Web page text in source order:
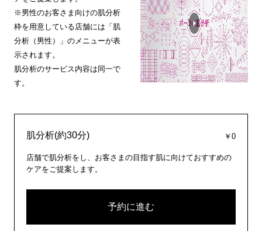
※男性のお客さま向けの肌分析
枠を用意している店舗には「肌
分析（男性）」のメニューが表
示されます。
肌分析のサービス内容は同一で
す。
肌分析(約30分) ￥0
店舗で肌分析をし、お客さまの目指す肌に向けておすすめの
ケアをご提案します。
予約に進む